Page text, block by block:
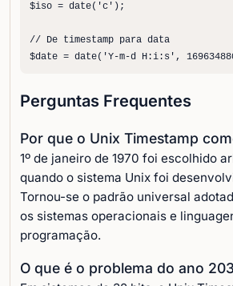
$iso = date('c');
// De timestamp para data
$date = date('Y-m-d H:i:s',
Perguntas Frequentes
Por que o Unix Timestamp
1º de janeiro de 1970 foi escolhido
quando o sistema Unix foi
Tornou-se o padrão universal
os sistemas operacionais e
programação.
O que é o problema do ano